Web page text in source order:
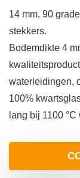
14 mm, 90
stekkers.
Bodemdikte 4
waterleidingen,
100%
lang bij 1100